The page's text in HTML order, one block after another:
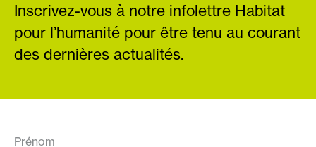
Inscrivez-vous à notre infolettre Habitat
pour l’humanité pour être tenu au courant
des dernières actualités.
Prénom